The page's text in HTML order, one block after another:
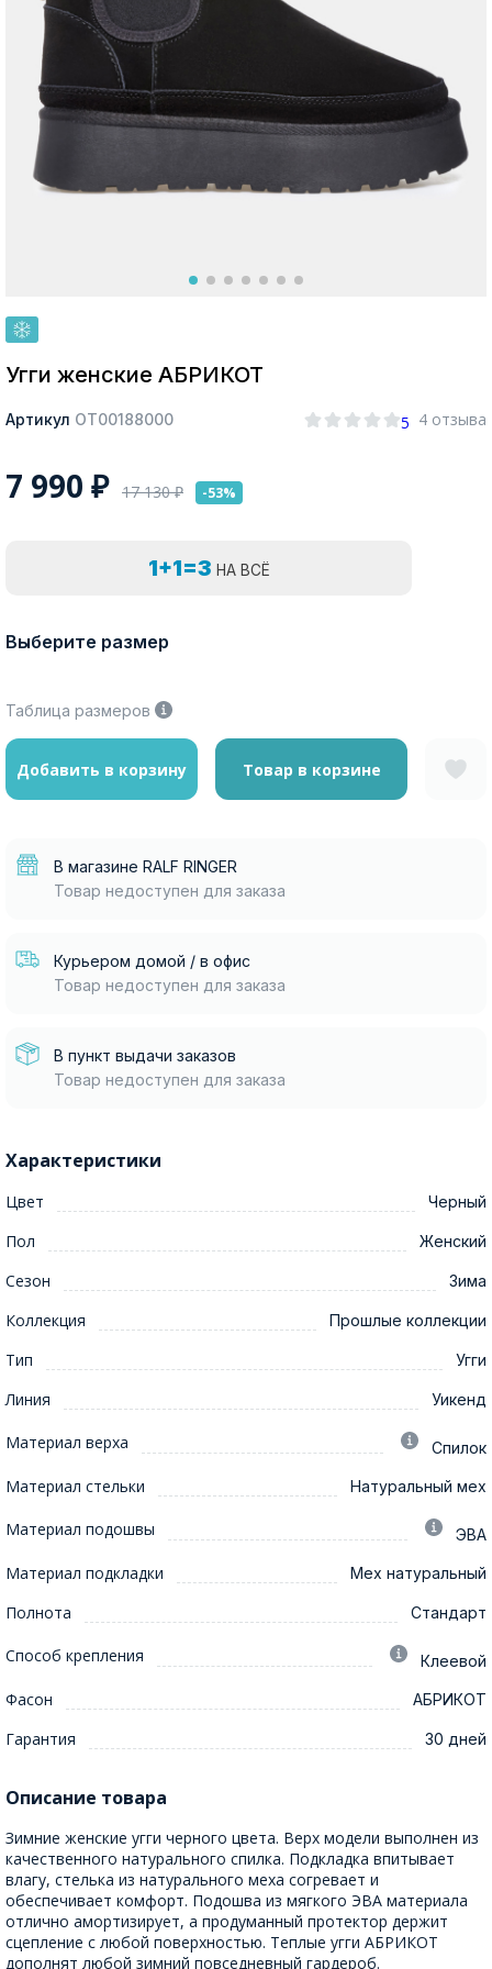
Покупателям
Угги женские АБРИКОТ
Артикул ОТ00188000 5 4 отзыва
7 990 ₽ 17 130₽ -53%
1+1=3 НА ВСЁ
Выберите размер
Таблица размеров
Добавить в корзину Товар в корзине
В магазине RALF RINGER
Товар недоступен для заказа
Курьером домой / в офис
Товар недоступен для заказа
В пункт выдачи заказов
Товар недоступен для заказа
Характеристики
Цвет Черный
Пол Женский
Сезон Зима
Коллекция Прошлые коллекции
Тип Угги
Линия Уикенд
Материал верха Спилок
Материал стельки Натуральный мех
Материал подошвы ЭВА
Материал подкладки Мех натуральный
Полнота Стандарт
Способ крепления Клеевой
Фасон АБРИКОТ
Гарантия 30 дней
Описание товара
Зимние женские угги черного цвета. Верх модели выполнен из
качественного натурального спилка. Подкладка впитывает
влагу, стелька из натурального меха согревает и
обеспечивает комфорт. Подошва из мягкого ЭВА материала
отлично амортизирует, а продуманный протектор держит
сцепление с любой поверхностью. Теплые угги АБРИКОТ
дополнят любой зимний повседневный гардероб.